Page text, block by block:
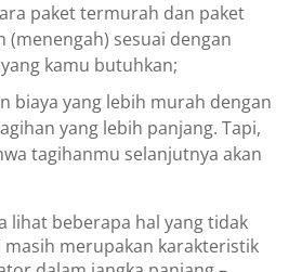
paket termurah dan paket
(menengah) sesuai dengan
kamu butuhkan;
biaya yang lebih murah dengan
yang lebih panjang. Tapi,
tagihanmu selanjutnya akan
lihat beberapa hal yang tidak
merupakan karakteristik